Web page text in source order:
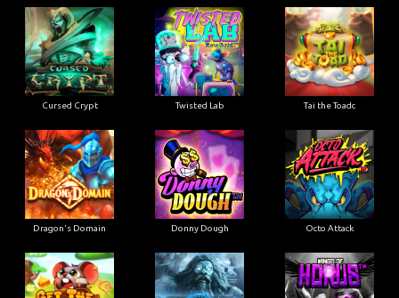
Cursed Crypt Twisted Lab Tai the Toadc
Dragon's Domain Donny Dough Octo Attack